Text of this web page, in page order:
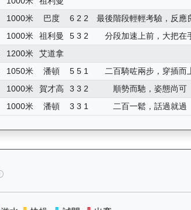
1000米 巴度 6 2 2
最後階段輕輕考驗，反應
1000米 祖利曼 5 3 2
分段加速上前，大把在
1200米
艾道拿
1050米 潘頓 5 5 1
二百騎咗兩步，穿插而
1000米 賀才高 3 3 2
順勢而馳，姿態尚可
1000米 潘頓 3 3 1 二百一鬆，話過就過
實力派（E447）— 晨操及出賽紀